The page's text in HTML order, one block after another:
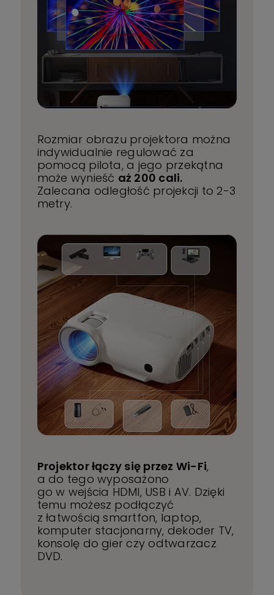
Rozmiar obrazu projektora można
indywidualnie regulować za
pomocą pilota, a jego przekątna
może wynieść aż 200 cali.
Zalecana odległość projekcji to 2-3
metry.
Projektor łączy się przez Wi-Fi,
a do tego wyposażono
go w wejścia HDMI, USB i AV. Dzięki
temu możesz podłączyć
z łatwością smartfon, laptop,
komputer stacjonarny, dekoder TV,
konsolę do gier czy odtwarzacz
DVD.